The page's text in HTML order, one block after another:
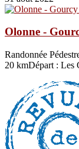
Olonne -
Randonnée
20 kmDépart : Les